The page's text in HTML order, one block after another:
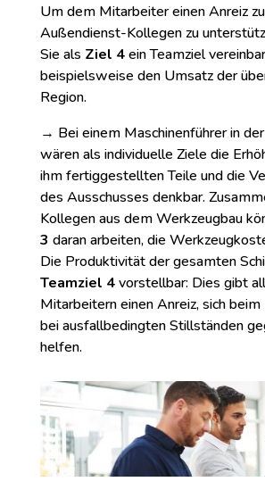
Um dem Mitarbeiter einen Anreiz
Außendienst-Kollegen zu
Sie als Ziel 4ein Teamziel
beispielsweise den Umsatz der
Region.
→ Bei einem Maschinenführer in
wären als individuelle Ziele die
ihm fertiggestellten Teile und die
des Ausschusses denkbar.
Kollegen aus dem Werkzeugbau
3 daran arbeiten, die
Die Produktivität der gesamten
Teamziel 4vorstellbar: Dies gibt
Mitarbeitern einen Anreiz, sich
bei ausfallbedingten Stillständen
helfen.